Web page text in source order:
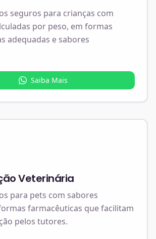
seguros para crianças com
por peso, em formas
adequadas e sabores
Saiba Mais
Veterinária
para pets com sabores
farmacêuticas que facilitam
pelos tutores.